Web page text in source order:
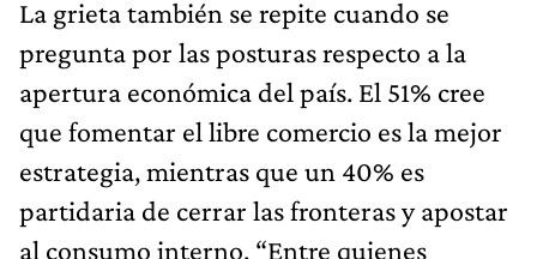
La grieta también se repite cuando se
pregunta por las posturas respecto a la
apertura económica del país. El 51% cree
que fomentar el libre comercio es la mejor
estrategia, mientras que un 40% es
partidaria de cerrar las fronteras y apostar
al consumo interno. “Entre quienes